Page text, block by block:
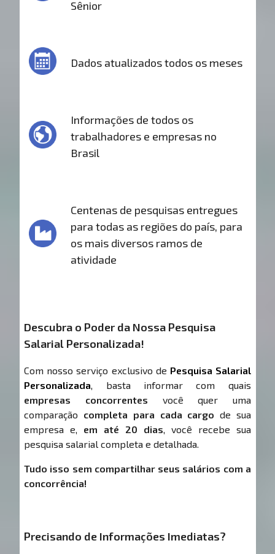
Sênior
Dados atualizados todos os meses
Informações de todos os
trabalhadores e empresas no
Brasil
Centenas de pesquisas entregues
para todas as regiões do país, para
os mais diversos ramos de
atividade
Descubra o Poder da Nossa Pesquisa
Salarial Personalizada!
Com nosso serviço exclusivo de Pesquisa Salarial
Personalizada, basta informar com quais
empresas concorrentes você quer uma
comparação completa para cada cargo de sua
empresa e, em até 20 dias, você recebe sua
pesquisa salarial completa e detalhada.
Tudo isso sem compartilhar seus salários com a
concorrência!
Precisando de Informações Imediatas?